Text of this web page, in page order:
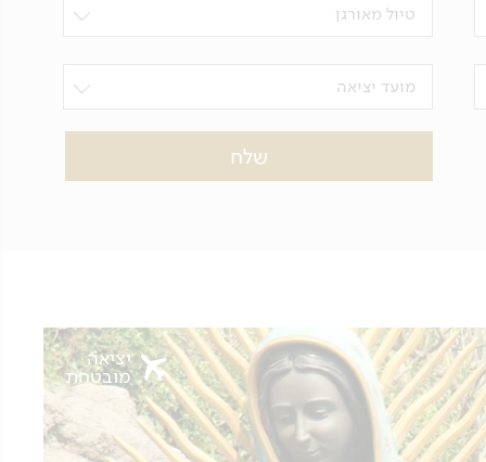
טיול מאורגן
מועד יציאה
יציאה
מובטחת